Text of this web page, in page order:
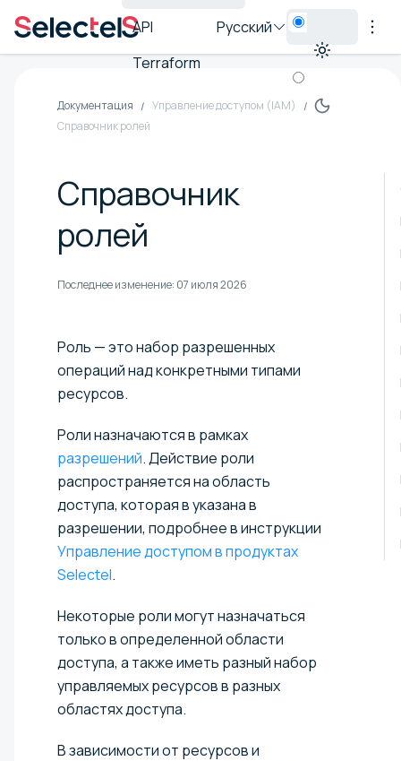
API
Terraform
Русский
Документация
Управление доступом (IAM)
Справочник ролей
Справочник
ролей
Последнее изменение: 07 июля 2026
Роль — это набор разрешенных
операций над конкретными типами
ресурсов.
Роли назначаются в рамках
разрешений. Действие роли
распространяется на область
доступа, которая в указана в
разрешении, подробнее в инструкции
Управление доступом в продуктах
Selectel.
Некоторые роли могут назначаться
только в определенной области
доступа, а также иметь разный набор
управляемых ресурсов в разных
областях доступа.
В зависимости от ресурсов и